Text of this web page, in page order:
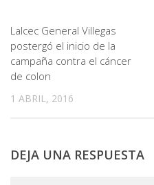
Lalcec General Villegas
postergó el inicio de la
campaña contra el cáncer
de colon
1 ABRIL, 2016
DEJA UNA RESPUESTA